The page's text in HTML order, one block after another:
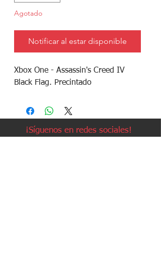
Agotado
Notificar al estar disponible
Xbox One - Assassin's Creed IV
Black Flag. Precintado
¡Síguenos en redes sociales!